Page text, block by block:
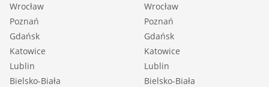
Wrocław
Poznań
Gdańsk
Katowice
Lublin
Bielsko-Biała
Wrocław
Poznań
Gdańsk
Katowice
Lublin
Bielsko-Biała